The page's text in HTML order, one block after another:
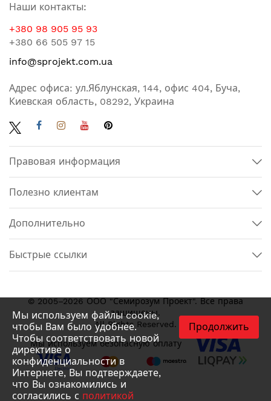
Мы используем файлы cookie,
чтобы Вам было удобнее.
Чтобы соответствовать новой
директиве о
конфиденциальности в
Интернете, Вы подтверждаете,
что Вы ознакомились и
согласились с политикой
Продолжить
Наши контакты:
+380 98 905 95 93
+380 66 505 97 15
info@sprojekt.com.ua
Адрес офиса: ул.Яблунская, 144, офис 404, Буча,
Киевская область, 08292, Украина
Правовая информация
Полезно клиентам
Дополнительно
Быстрые ссылки
© 2005–2026 ООО "Семирозум Проект". Все права
защищены.
All Rights Reserved.
Мы используем безопасную оплату